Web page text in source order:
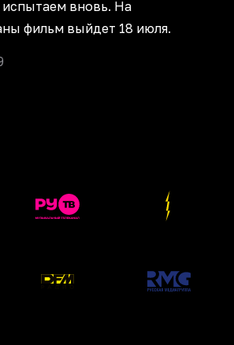
вновь. На
фильм выйдет 18 июля.